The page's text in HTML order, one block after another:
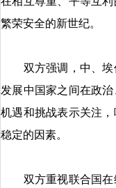
繁荣安全的新世纪。
双方强调，中、埃作
发展中国家之间在政
机遇和挑战表示关注
稳定的因素。
双方重视联合国在维